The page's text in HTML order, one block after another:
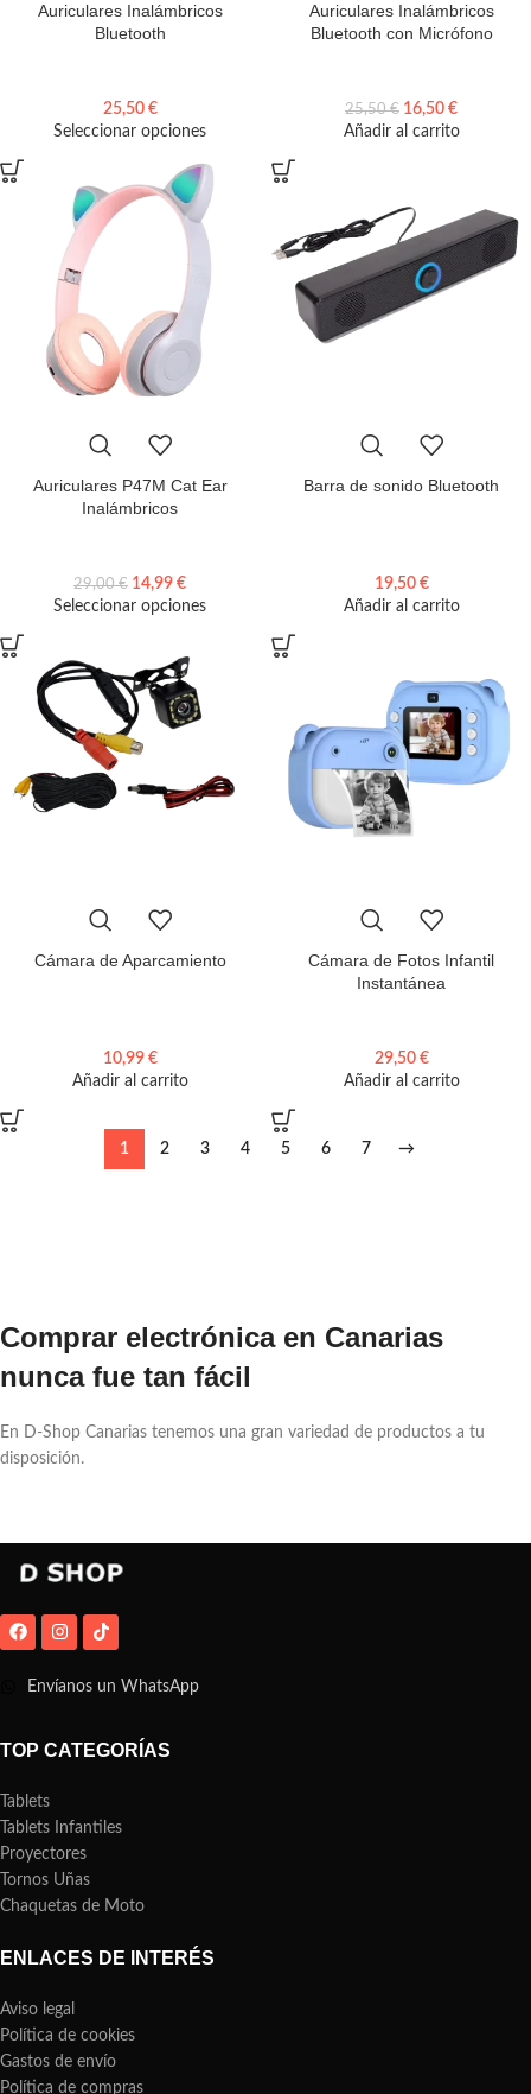
Auriculares Inalámbricos
Bluetooth
25,50 €
Seleccionar opciones
Auriculares Inalámbricos
Bluetooth con Micrófono
25,50€ 16,50 €
Añadir al carrito
Auriculares P47M Cat Ear
Inalámbricos
29,00€ 14,99 €
Seleccionar opciones
Barra de sonido Bluetooth
19,50 €
Añadir al carrito
Cámara de Aparcamiento
10,99 €
Añadir al carrito
Cámara de Fotos Infantil
Instantánea
29,50 €
Añadir al carrito
1 2 3 4 5 6 7 →
Comprar electrónica en Canarias
nunca fue tan fácil
En D-Shop Canarias tenemos una gran variedad de productos a tu
disposición.
Envíanos un WhatsApp
TOP CATEGORÍAS
Tablets
Tablets Infantiles
Proyectores
Tornos Uñas
Chaquetas de Moto
ENLACES DE INTERÉS
Aviso legal
Política de cookies
Gastos de envío
Política de compras